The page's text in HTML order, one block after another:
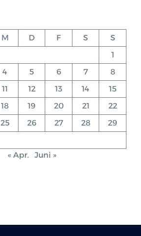
M D F S
S
1
4 5 6 7
8
11 12 13 14
15
18 19 20 21
22
25 26 27 28
29
« Apr.
Juni »